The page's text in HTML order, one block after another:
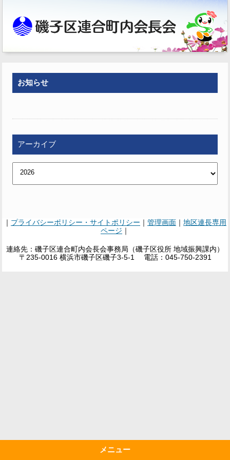
お知らせ
アーカイブ
｜ プライバシーポリシー・サイトポリシー ｜ 管理画面 ｜ 地区連長専用
ページ ｜
連絡先：磯子区連合町内会長会事務局（磯子区役所 地域振興課内）
〒235-0016 横浜市磯子区磯子3-5-1 電話：045-750-2391
メニュー